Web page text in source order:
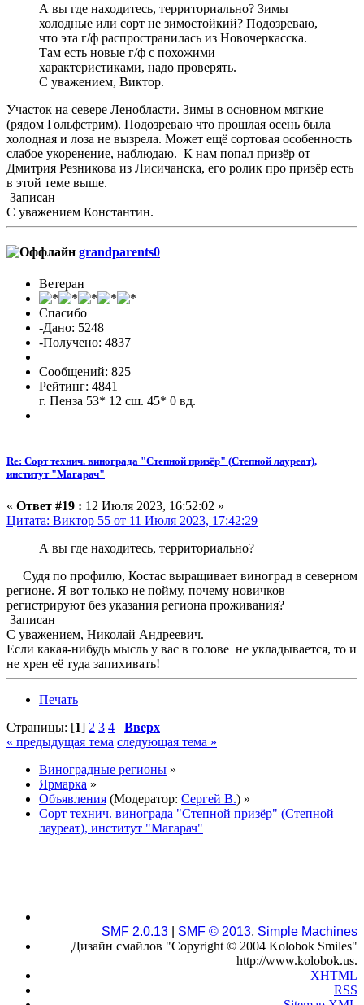
А вы где находитесь, территориально? Зимы
холодные или сорт не зимостойкий? Подозреваю,
что эта г/ф распространилась из Новочеркасска.
Там есть новые г/ф с похожими
характеристиками, надо проверять.
С уважением, Виктор.
Участок на севере Ленобласти. Зимы в основном мягкие
(рядом Гольфстрим). Подозреваю что прошлая осень была
холодная и лоза не вызрела. Может ещё сортовая особенность
слабое укоренение, наблюдаю. К нам попал призёр от
Дмитрия Резникова из Лисичанска, его ролик про призёр есть
в этой теме выше.
Записан
С уважением Константин.
grandparents0
Ветеран
Спасибо
-Дано: 5248
-Получено: 4837
Сообщений: 825
Рейтинг: 4841
г. Пенза 53* 12 сш. 45* 0 вд.
Re: Сорт технич. винограда "Степной призёр" (Степной лауреат),
институт "Магарач"
« Ответ #19 : 12 Июля 2023, 16:52:02 »
Цитата: Виктор 55 от 11 Июля 2023, 17:42:29
А вы где находитесь, территориально?
Судя по профилю, Костас выращивает виноград в северном
регионе. Я вот только не пойму, почему новичков
регистрируют без указания региона проживания?
Записан
С уважением, Николай Андреевич.
Если какая-нибудь мысль у вас в голове не укладывается, то и
не хрен её туда запихивать!
Печать
Страницы: [1] 2 3 4
Вверх
« предыдущая тема следующая тема »
Виноградные регионы »
Ярмарка »
Объявления (Модератор: Сергей В.) »
Сорт технич. винограда "Степной призёр" (Степной
лауреат), институт "Магарач"
SMF 2.0.13 SMF © 2013, Simple Machines
Дизайн смайлов "Copyright © 2004 Kolobok Smiles"
http://www.kolobok.us.
XHTML
RSS